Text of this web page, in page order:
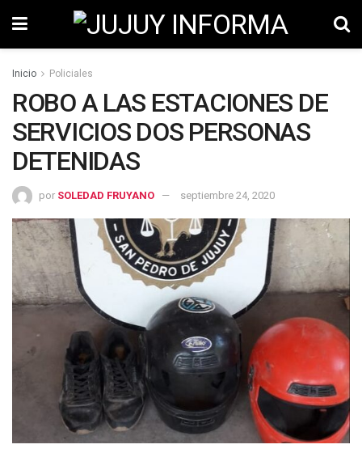
Inicio Policiales
ROBO A LAS ESTACIONES DE
SERVICIOS DOS PERSONAS
DETENIDAS
por SOLEDAD FRUYANO septiembre 24, 2020